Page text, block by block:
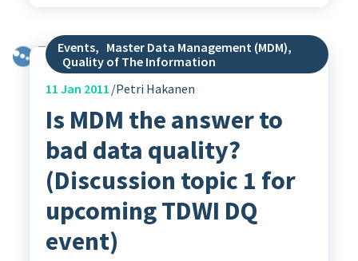
Events, Master Data Management (MDM),
Quality of The Information
11 Jan 2011 Petri Hakanen
Is MDM the answer to
bad data quality?
(Discussion topic 1 for
upcoming TDWI DQ
event)